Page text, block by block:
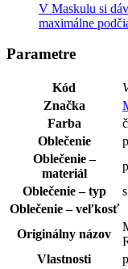
V Maskulu si
maximálne
Parametre
Kód
Značka
Farba
Oblečenie
Oblečenie –
materiál
Oblečenie – typ
Oblečenie – veľkosť
Originálny názov
Vlastnosti